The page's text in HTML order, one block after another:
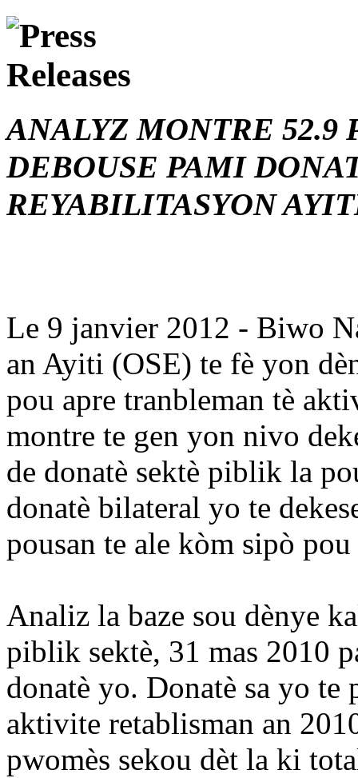
ANALYZ MONTRE 52.9
DEBOUSE PAMI
REYABILITASYON
Le 9 janvier 2012 - Biwo
an Ayiti (OSE) te fè yon
pou apre tranbleman tè
montre te gen yon nivo
de donatè sektè piblik la
donatè bilateral yo te
pousan te ale kòm sipò
Analiz la baze sou dènye
piblik sektè, 31 mas 2010
donatè yo. Donatè sa yo
aktivite retablisman an
pwomès sekou dèt la ki